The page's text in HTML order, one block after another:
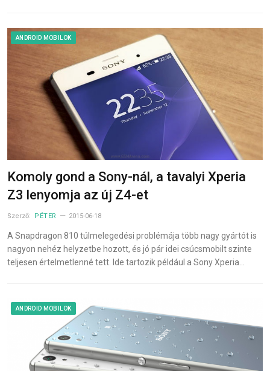
ANDROID MOBILOK
Komoly gond a Sony-nál, a tavalyi Xperia
Z3 lenyomja az új Z4-et
Szerző: PÉTER 2015-06-18
A Snapdragon 810 túlmelegedési problémája több nagy gyártót is
nagyon nehéz helyzetbe hozott, és jó pár idei csúcsmobilt szinte
teljesen értelmetlenné tett. Ide tartozik például a Sony Xperia…
ANDROID MOBILOK